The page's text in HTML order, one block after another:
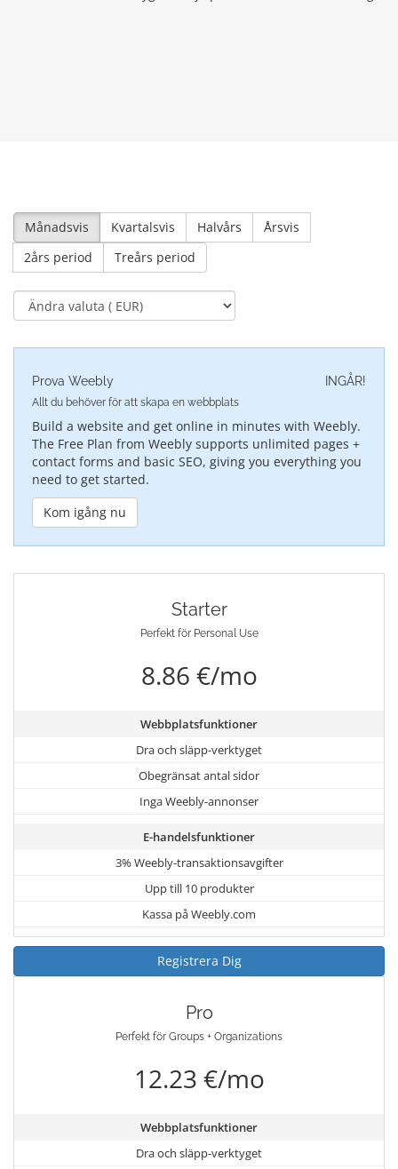
Månadsvis Kvartalsvis Halvårs
Årsvis
2års period
Treårs period
INGÅR!
Prova Weebly
Allt du behöver för att skapa en webbplats
Build a website and get online in minutes with Weebly.
The Free Plan from Weebly supports unlimited pages +
contact forms and basic SEO, giving you everything you
need to get started.
Kom igång nu
Starter
Perfekt för Personal Use
8.86 €/mo
Webbplatsfunktioner
Dra och släpp-verktyget
Obegränsat antal sidor
Inga Weebly-annonser
E-handelsfunktioner
3% Weebly-transaktionsavgifter
Upp till 10 produkter
Kassa på Weebly.com
Registrera Dig
Pro
Perfekt för Groups + Organizations
12.23 €/mo
Webbplatsfunktioner
Dra och släpp-verktyget